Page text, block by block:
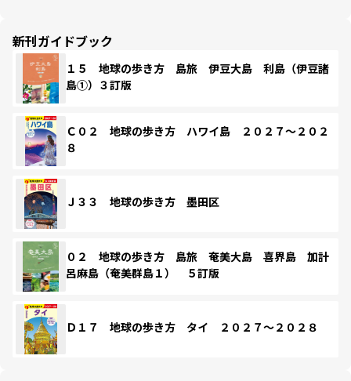
新刊ガイドブック
１５ 地球の歩き方 島旅 伊豆大島 利島（伊豆諸
島①）３訂版
Ｃ０２ 地球の歩き方 ハワイ島 ２０２７～２０２
８
Ｊ３３ 地球の歩き方 墨田区
０２ 地球の歩き方 島旅 奄美大島 喜界島 加計
呂麻島（奄美群島１） ５訂版
Ｄ１７ 地球の歩き方 タイ ２０２７～２０２８